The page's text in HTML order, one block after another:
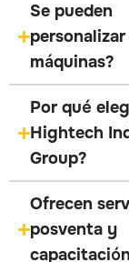
Se pueden
personalizar
máquinas?
Por qué
Hightech
Group?
Ofrecen
posventa y